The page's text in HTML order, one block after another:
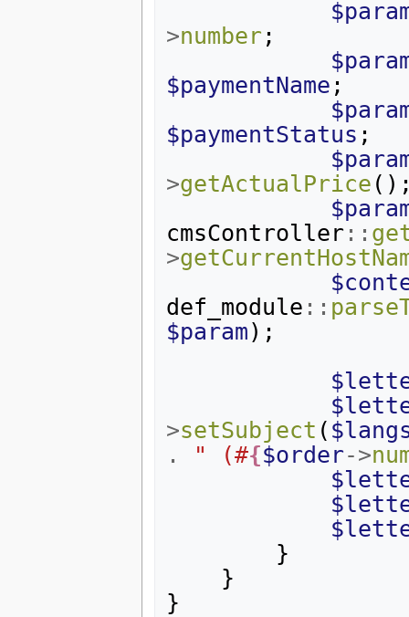
>number ;
$paymentName ;
$paymentStatus ;
>getActualPrice
cmsController ::
>
def_module ::
$param);
>setSubject (
.
" (#{$order->
}
}
}